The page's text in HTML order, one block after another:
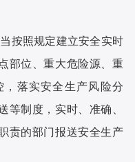
按照规定建立安全实时
部位、重大危险源、重
，落实安全生产风险分
等制度，实时、准确、
责的部门报送安全生产